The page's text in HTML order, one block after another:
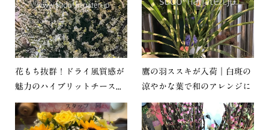
花もち抜群！ドライ風質感が
魅力のハイブリットチース...
鷹の羽ススキが入荷｜白斑の
涼やかな葉で和のアレンジに